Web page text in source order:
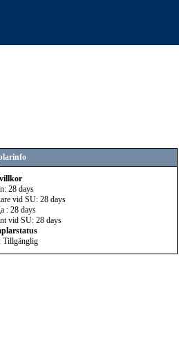
28 days
vid SU: 28 days
: 28 days
vid SU: 28 days
Tillgänglig